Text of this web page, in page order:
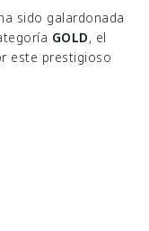
sido galardonada
GOLD, el
este prestigioso